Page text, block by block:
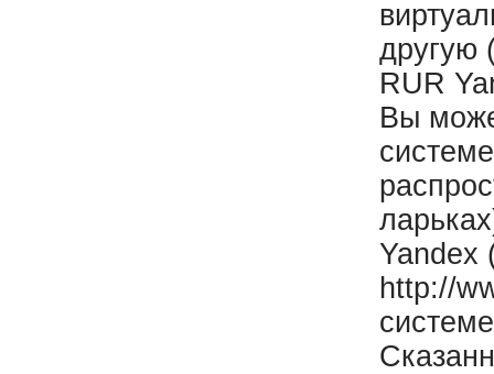
другую
RUR
Вы
Yandex
http://